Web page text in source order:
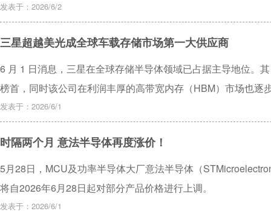
（NVIDIA）先进GPU与AI技术的MediaTek天玑汽车座舱平台
智慧座舱体验。
发表于：2026/6/2
三星超越美光成全球车载存储市场第一大供应商
6 月 1 日消息，三星在全球存储半导体领域已占据主导地位。
榜首，同时该公司在利润丰厚的高带宽内存（HBM）市场也逐
发表于：2026/6/1
时隔两个月 意法半导体再度涨价！
5月28日，MCU及功率半导体大厂意法半导体（
将自2026年6月28日起对部分产品价格进行上调。
发表于：2026/6/1